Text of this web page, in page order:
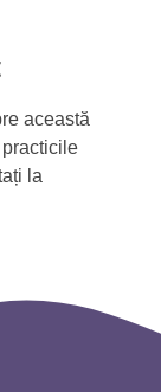
această
la